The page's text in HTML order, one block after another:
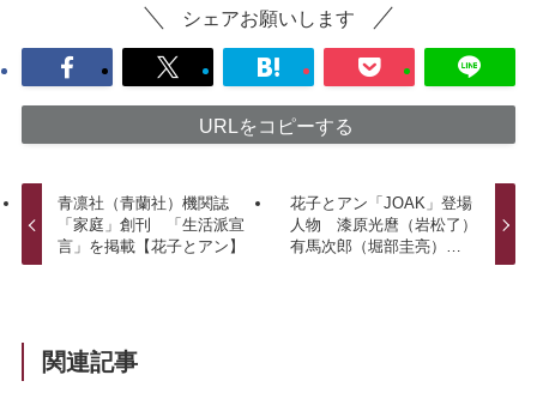
シェアお願いします
URLをコピーする
青凛社（青蘭社）機関誌
「家庭」創刊 「生活派宣
言」を掲載【花子とアン】
花子とアン「JOAK」登場
人物 漆原光麿（岩松了）
有馬次郎（堀部圭亮）…
関連記事